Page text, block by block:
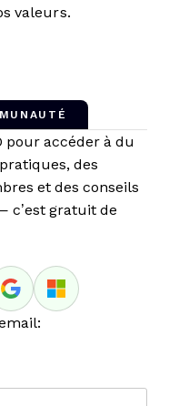
valeurs.
pour accéder à du
des
et des conseils
c’est gratuit de